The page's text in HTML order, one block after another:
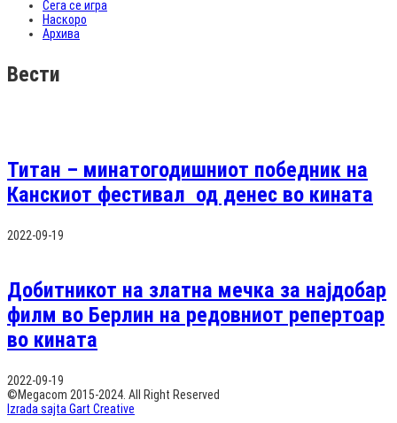
Сега се игра
Наскоро
Архива
Вести
Титан – минатогодишниот победник на
Канскиот фестивал од денес во кината
2022-09-19
Добитникот на златна мечка за најдобар
филм во Берлин на редовниот репертоар
во кината
2022-09-19
©Megacom 2015-2024. All Right Reserved
Izrada sajta Gart Creative